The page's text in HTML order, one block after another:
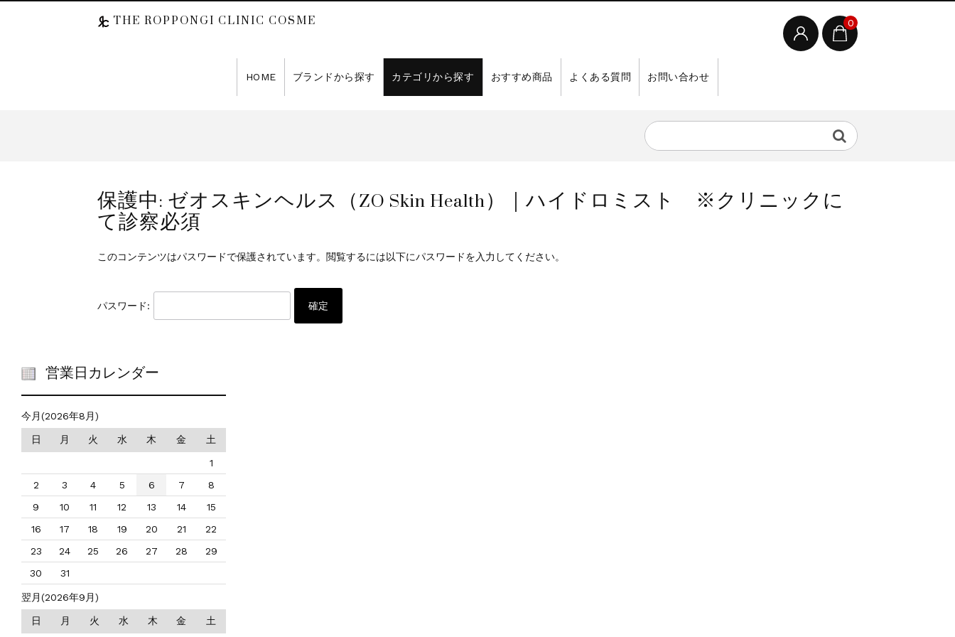
THE ROPPONGI CLINIC COSME 0
HOME ブランドから探す カテゴリから探す おすすめ商品 よくある質問 お問い合わせ
保護中: ゼオスキンヘルス（ZO Skin Health）｜ハイドロミスト ※クリニックに
て診察必須
このコンテンツはパスワードで保護されています。閲覧するには以下にパスワードを入力してください。
パスワード:
営業日カレンダー
今月(2026年8月)
日 月 火 水 木 金 土
1
2
3 4 5 6 7
8
9
10 11 12 13 14
15
16
17 18 19 20 21
22
23
24 25 26 27 28
29
30
31
翌月(2026年9月)
日 月 火 水 木 金 土